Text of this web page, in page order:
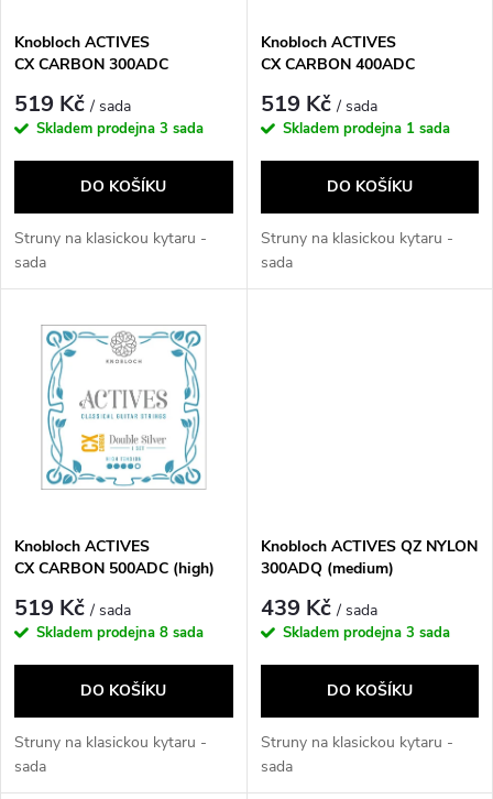
p
r
o
d
u
s
p
r
d
u
Knobloch ACTIVES
CX CARBON 300ADC
519 Kč/ sada
Skladem prodejna 3 sada
DO KOŠÍKU
Struny na klasickou kytaru -
sada
Knobloch ACTIVES
CX CARBON 400ADC
519 Kč/ sada
Skladem prodejna 1 sada
DO KOŠÍKU
Struny na klasickou kytaru -
sada
Knobloch ACTIVES
CX CARBON 500ADC (high)
519 Kč/ sada
Skladem prodejna 8 sada
DO KOŠÍKU
Struny na klasickou kytaru -
sada
Knobloch ACTIVES QZ NYLON
300ADQ (medium)
439 Kč/ sada
Skladem prodejna 3 sada
DO KOŠÍKU
Struny na klasickou kytaru -
sada